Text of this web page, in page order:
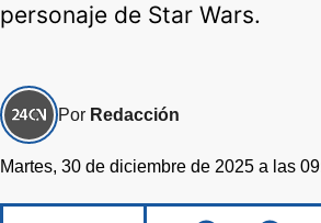
personaje de Star Wars.
Por Redacción
Martes, 30 de diciembre de 2025 a las